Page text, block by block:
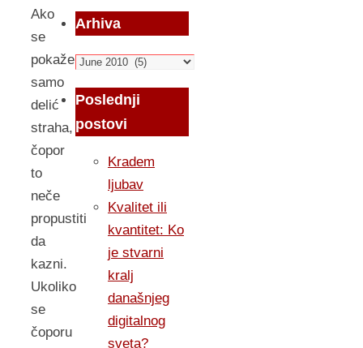
Ako
se
pokaže
samo
delić
straha,
čopor
to
neče
propustiti
da
kazni.
Ukoliko
se
čoporu
Arhiva
Arhiva
Poslednji
postovi
Kradem
ljubav
Kvalitet ili
kvantitet: Ko
je stvarni
kralj
današnjeg
digitalnog
sveta?